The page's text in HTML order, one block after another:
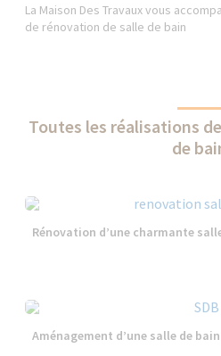
La Maison Des Travaux vous
de rénovation de salle de bain
Toutes les réalisations
de
Rénovation d’une charmante
Aménagement d’une salle de